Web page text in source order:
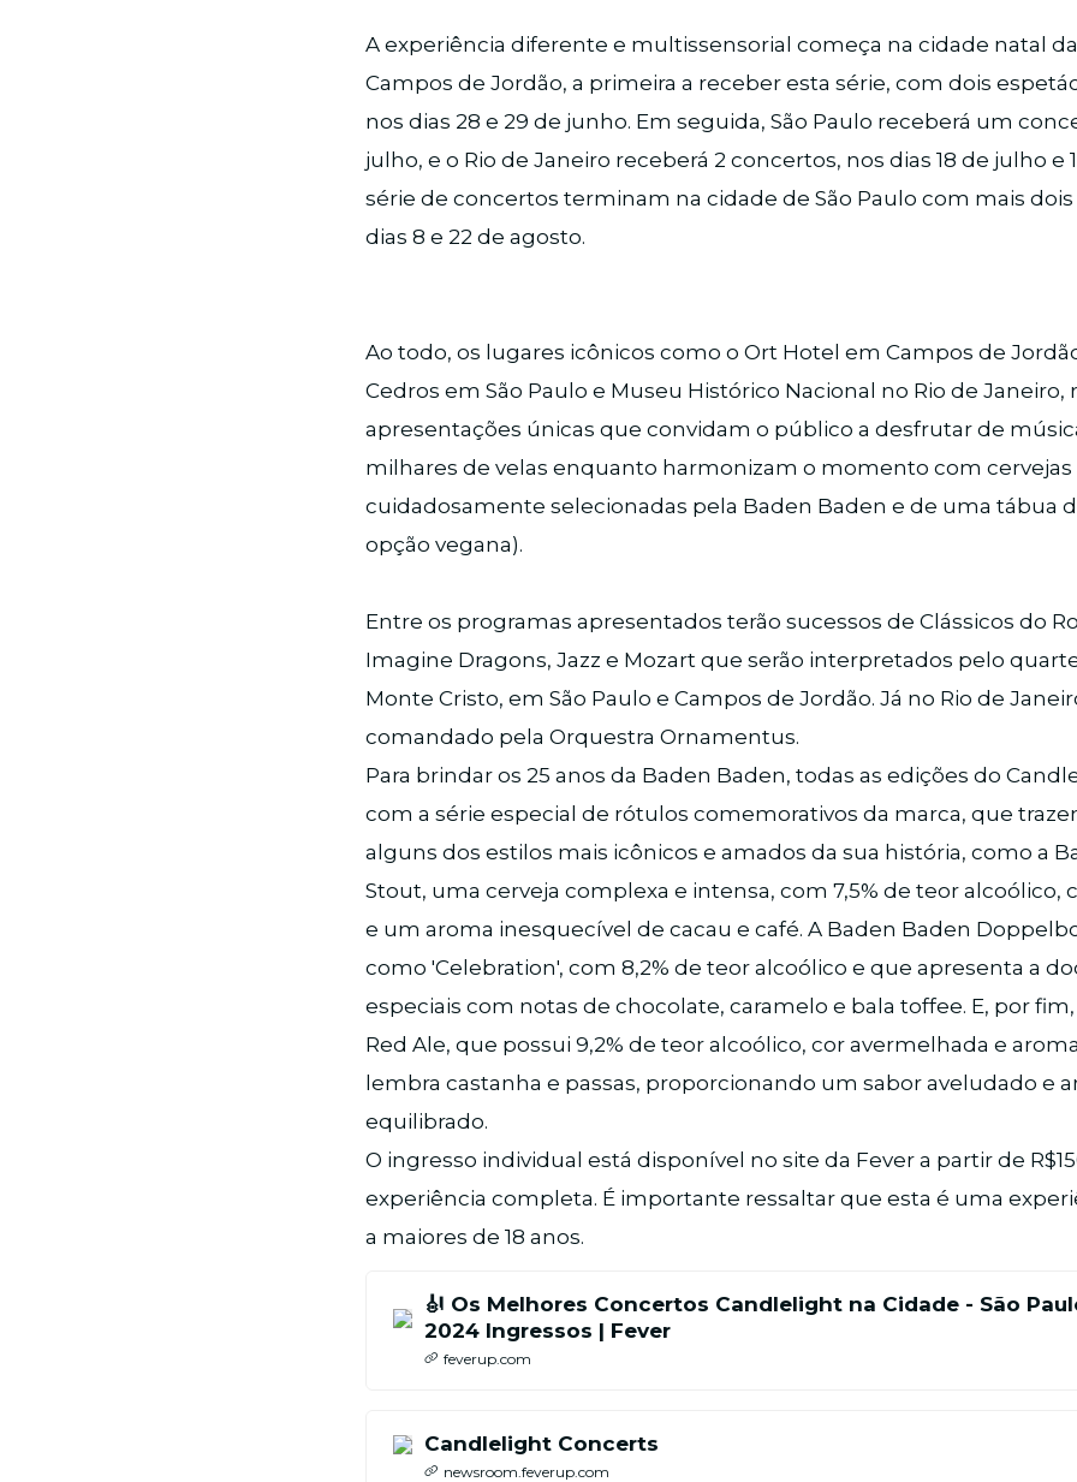
A experiência diferente e multissensorial começa na cidade natal
Campos de Jordão, a primeira a receber esta série, com dois
nos dias 28 e 29 de junho. Em seguida, São Paulo receberá um
julho, e o Rio de Janeiro receberá 2 concertos, nos dias 18 de julho e
série de concertos terminam na cidade de São Paulo com mais
dias 8 e 22 de agosto.
Ao todo, os lugares icônicos como o Ort Hotel em Campos de
Cedros em São Paulo e Museu Histórico Nacional no Rio de Janeiro,
apresentações únicas que convidam o público a desfrutar de
milhares de velas enquanto harmonizam o momento com cervejas
cuidadosamente selecionadas pela Baden Baden e de uma tábua
opção vegana).
Entre os programas apresentados terão sucessos de Clássicos do
Imagine Dragons, Jazz e Mozart que serão interpretados pelo
Monte Cristo, em São Paulo e Campos de Jordão. Já no Rio de
comandado pela Orquestra Ornamentus.
Para brindar os 25 anos da Baden Baden, todas as edições do
com a série especial de rótulos comemorativos da marca, que
alguns dos estilos mais icônicos e amados da sua história, como a
Stout, uma cerveja complexa e intensa, com 7,5% de teor alcoólico,
e um aroma inesquecível de cacau e café. A Baden Baden
como 'Celebration', com 8,2% de teor alcoólico e que apresenta a
especiais com notas de chocolate, caramelo e bala toffee. E, por
Red Ale, que possui 9,2% de teor alcoólico, cor avermelhada e
lembra castanha e passas, proporcionando um sabor aveludado e
equilibrado.
O ingresso individual está disponível no site da Fever a partir de
experiência completa. É importante ressaltar que esta é uma
a maiores de 18 anos.
🎻 Os Melhores Concertos Candlelight na Cidade - São
2024 Ingressos | Fever
feverup.com
Candlelight Concerts
newsroom.feverup.com